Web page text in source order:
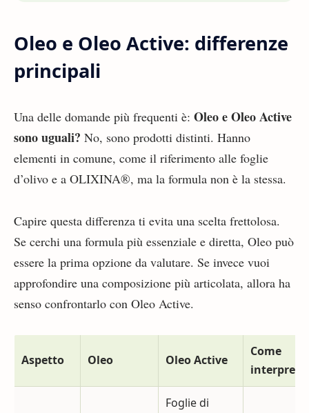
Oleo e Oleo Active: differenze
principali
Una delle domande più frequenti è: Oleo e Oleo Active
sono uguali? No, sono prodotti distinti. Hanno
elementi in comune, come il riferimento alle foglie
d’olivo e a OLIXINA®, ma la formula non è la stessa.
Capire questa differenza ti evita una scelta frettolosa.
Se cerchi una formula più essenziale e diretta, Oleo può
essere la prima opzione da valutare. Se invece vuoi
approfondire una composizione più articolata, allora ha
senso confrontarlo con Oleo Active.
Aspetto Oleo Oleo Active
Come
Foglie di